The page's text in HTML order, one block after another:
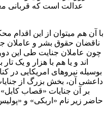
عدالت است که قربانی
با آن هم میتوان از این اقدام
چون عاملان جنایت طی این
اند و یا هم با هزار و یک تار
بوسیله نیروهای امریکایی در
داعشی آن، بخش بزرگ از
بر آن جنایات «قصاب
حاضر زیر نام «اربکی» و